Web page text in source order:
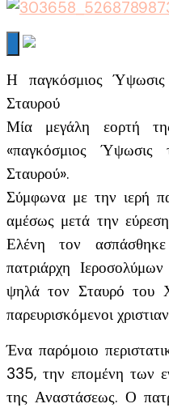
Η παγκόσμιος
Σταυρού
Μία μεγάλη εορτή
«παγκόσμιος Ύψωσις
Σταυρού».
Σύμφωνα με την ιερή
αμέσως μετά την
Ελένη τον
πατριάρχη
ψηλά τον Σταυρό του
παρευρισκόμενοι
Ένα παρόμοιο
335, την επομένη των
της Αναστάσεως. Ο